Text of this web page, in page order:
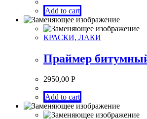
Add to cart
КРАСКИ, ЛАКИ
Праймер
2950,00 Р
Add to cart